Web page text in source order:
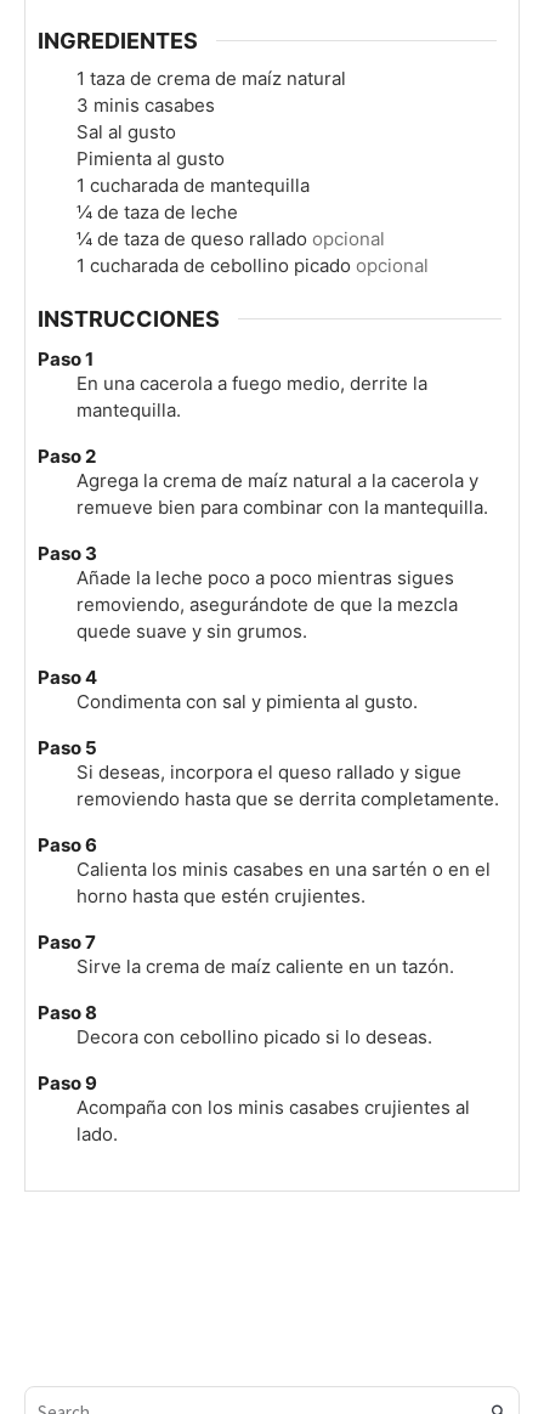
INGREDIENTES
1 taza de crema de maíz natural
3 minis casabes
Sal al gusto
Pimienta al gusto
1 cucharada de mantequilla
¼ de taza de leche
¼ de taza de queso rallado opcional
1 cucharada de cebollino picado opcional
INSTRUCCIONES
Paso 1
En una cacerola a fuego medio, derrite la
mantequilla.
Paso 2
Agrega la crema de maíz natural a la cacerola y
remueve bien para combinar con la mantequilla.
Paso 3
Añade la leche poco a poco mientras sigues
removiendo, asegurándote de que la mezcla
quede suave y sin grumos.
Paso 4
Condimenta con sal y pimienta al gusto.
Paso 5
Si deseas, incorpora el queso rallado y sigue
removiendo hasta que se derrita completamente.
Paso 6
Calienta los minis casabes en una sartén o en el
horno hasta que estén crujientes.
Paso 7
Sirve la crema de maíz caliente en un tazón.
Paso 8
Decora con cebollino picado si lo deseas.
Paso 9
Acompaña con los minis casabes crujientes al
lado.